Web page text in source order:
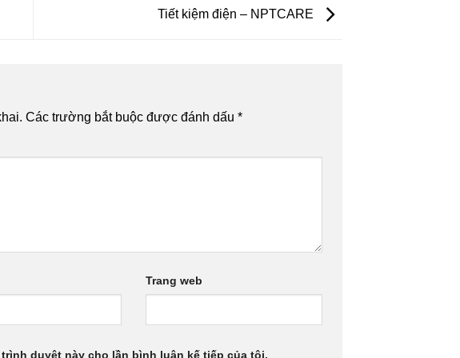
Tiết kiệm điện – NPTCARE
Các trường bắt buộc được đánh dấu *
Trang web
duyệt này cho lần bình luận kế tiếp của tôi.